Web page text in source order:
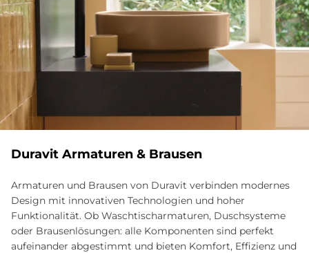
Du­ra­vit Ar­ma­tu­ren & Brau­sen
Armaturen und Brausen von Duravit verbinden modernes
Design mit innovativen Technologien und hoher
Funktionalität. Ob Waschtischarmaturen, Duschsysteme
oder Brausenlösungen: alle Komponenten sind perfekt
aufeinander abgestimmt und bieten Komfort, Effizienz und